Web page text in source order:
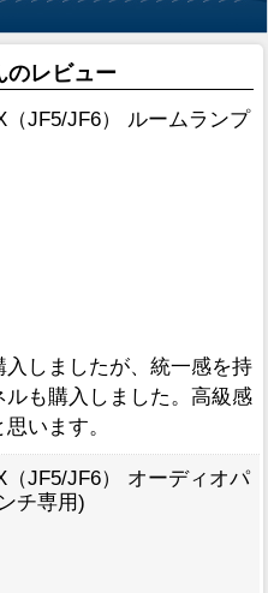
のレビュー
（JF5/JF6） ルームランプ
しましたが、統一感を持
も購入しました。高級感
います。
（JF5/JF6） オーディオパ
チ専用)